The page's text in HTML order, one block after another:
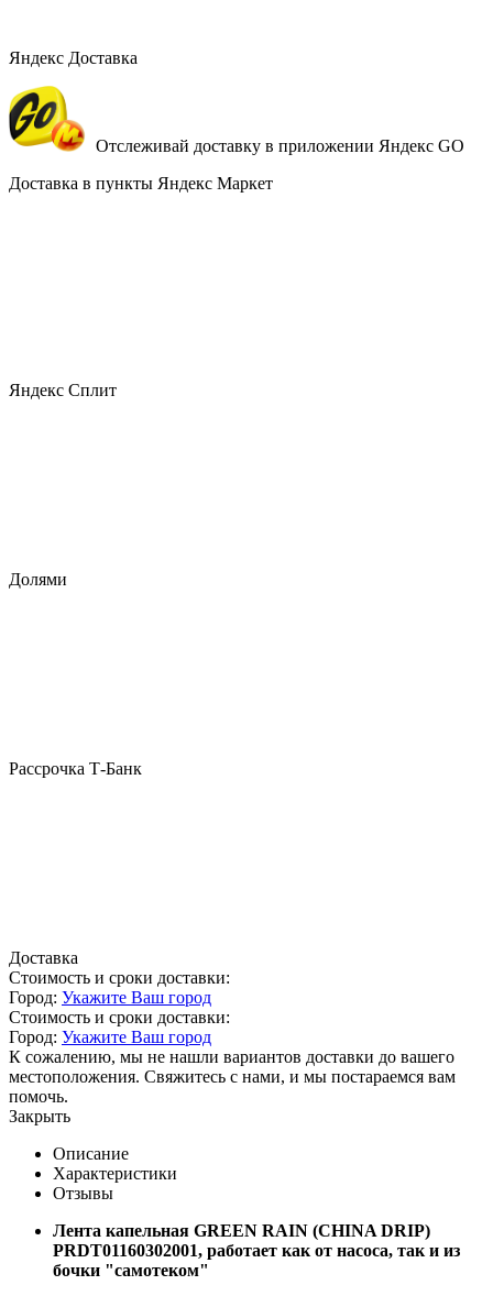
Яндекс Доставка
Отслеживай доставку в приложении Яндекс GO
Доставка в пункты Яндекс Маркет
Яндекс Сплит
Долями
Рассрочка Т-Банк
Доставка
Стоимость и сроки доставки:
Город: Укажите Ваш город
Стоимость и сроки доставки:
Город: Укажите Ваш город
К сожалению, мы не нашли вариантов доставки до вашего
местоположения. Свяжитесь с нами, и мы постараемся вам
помочь.
Закрыть
Описание
Характеристики
Отзывы
Лента капельная GREEN RAIN (CHINA DRIP)
PRDT01160302001, работает как от насоса, так и из
бочки "самотеком"